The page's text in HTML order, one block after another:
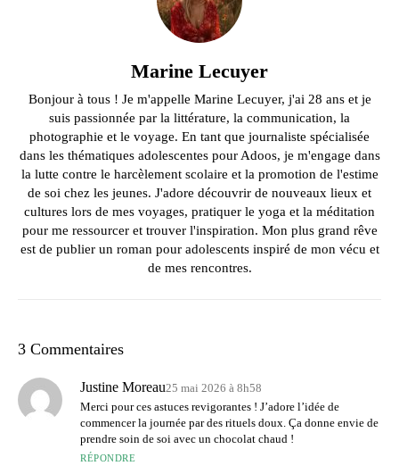
Marine Lecuyer
Bonjour à tous ! Je m'appelle Marine Lecuyer, j'ai 28 ans et je
suis passionnée par la littérature, la communication, la
photographie et le voyage. En tant que journaliste spécialisée
dans les thématiques adolescentes pour Adoos, je m'engage dans
la lutte contre le harcèlement scolaire et la promotion de l'estime
de soi chez les jeunes. J'adore découvrir de nouveaux lieux et
cultures lors de mes voyages, pratiquer le yoga et la méditation
pour me ressourcer et trouver l'inspiration. Mon plus grand rêve
est de publier un roman pour adolescents inspiré de mon vécu et
de mes rencontres.
3 Commentaires
Justine Moreau25 mai 2026 à 8h58
Merci pour ces astuces revigorantes ! J’adore l’idée de
commencer la journée par des rituels doux. Ça donne envie de
prendre soin de soi avec un chocolat chaud !
RÉPONDRE